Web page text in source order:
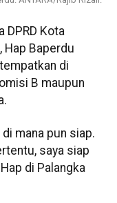
DPRD Kota
Hap Baperdu
di
B maupun
mana pun siap.
saya siap
di Palangka